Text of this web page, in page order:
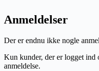
Anmeldelser
Der er endnu ikke nogle
Kun kunder, der er logget ind
anmeldelse.